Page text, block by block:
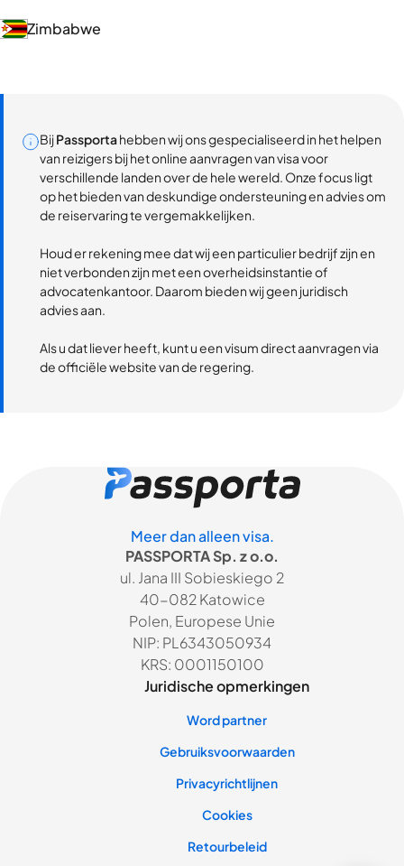
Zimbabwe
BijPassportahebben wij ons gespecialiseerd in het helpen
van reizigers bij het online aanvragen van visa voor
verschillende landen over de hele wereld. Onze focus ligt
op het bieden van deskundige ondersteuning en advies om
de reiservaring te vergemakkelijken.
Houd er rekening mee dat wij een particulier bedrijf zijn en
niet verbonden zijn met een overheidsinstantie of
advocatenkantoor. Daarom bieden wij geen juridisch
advies aan.
Als u dat liever heeft, kunt u een visum direct aanvragen via
de officiële website van de regering.
Meer dan alleen visa.
PASSPORTA Sp. z o.o.
ul. Jana III Sobieskiego 2
40-082 Katowice
Polen, Europese Unie
NIP: PL6343050934
KRS: 0001150100
Juridische opmerkingen
Word partner
Gebruiksvoorwaarden
Privacyrichtlijnen
Cookies
Retourbeleid